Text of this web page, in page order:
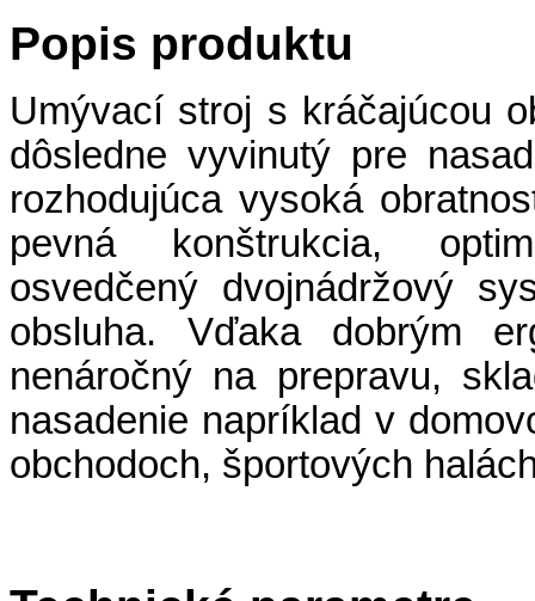
Popis produktu
Umývací stroj s kráčajúcou
dôsledne vyvinutý pre
rozhodujúca vysoká
pevná konštrukcia,
osvedčený dvojnádržový
obsluha. Vďaka dobrým
nenáročný na prepravu,
nasadenie napríklad v
obchodoch, športových